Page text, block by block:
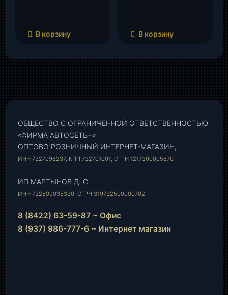
В корзину В корзину
ОБЩЕСТВО С ОГРАНИЧЕННОЙ ОТВЕТСТВЕННОСТЬЮ
«ФИРМА АВТОСЕТЬ+»
ОПТОВО РОЗНИЧНЫЙ ИНТЕРНЕТ-МАГАЗИН,
ИНН 7327098237, КПП 732701001, ОГРН 1217300005670
ИП МАРТЫНОВ Д. С.
ИНН 732609035330, ОГРН 319732500000702
8 (8422) 63-59-87 ~ Офис
8 (937) 986-777-6 ~ Интернет магазин